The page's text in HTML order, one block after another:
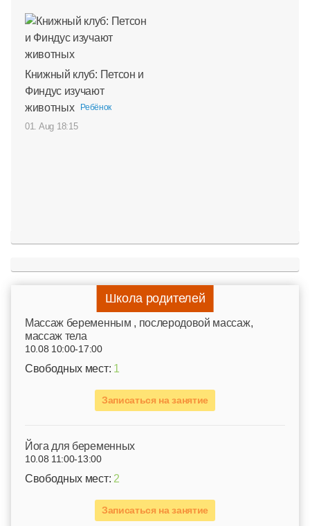
Книжный клуб: Петсон и
Финдус изучают
животных
Ребёнок
01. Aug 18:15
Школа родителей
Mассаж беременным , послеродовой массаж,
массаж тела
10.08 10:00-17:00
Свободных мест: 1
Записаться на занятие
Йога для беременных
10.08 11:00-13:00
Свободных мест: 2
Записаться на занятие